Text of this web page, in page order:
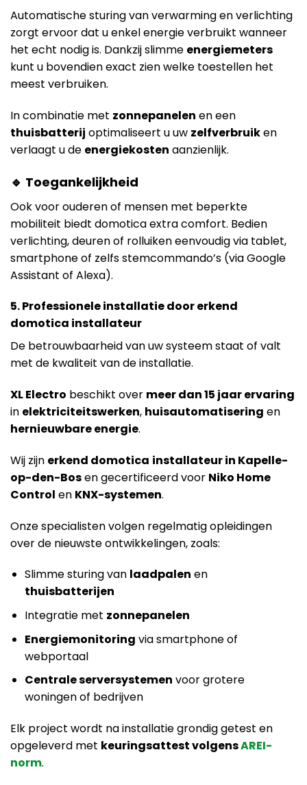
Automatische sturing van verwarming en verlichting
zorgt ervoor dat u enkel energie verbruikt wanneer
het echt nodig is. Dankzij slimme energiemeters
kunt u bovendien exact zien welke toestellen het
meest verbruiken.
In combinatie met zonnepanelen en een
thuisbatterij optimaliseert u uw zelfverbruiken
verlaagt u de energiekosten aanzienlijk.
🔹 Toegankelijkheid
Ook voor ouderen of mensen met beperkte
mobiliteit biedt domotica extra comfort. Bedien
verlichting, deuren of rolluiken eenvoudig via tablet,
smartphone of zelfs stemcommando’s (via Google
Assistant of Alexa).
5. Professionele installatie door erkend
domotica installateur
De betrouwbaarheid van uw systeem staat of valt
met de kwaliteit van de installatie.
XL Electro beschikt over meer dan 15 jaar ervaring
in elektriciteitswerken, huisautomatisering en
hernieuwbare energie.
Wij zijn erkend domotica installateur in Kapelle-
op-den-Bosen gecertificeerd voor Niko Home
Control en KNX-systemen.
Onze specialisten volgen regelmatig opleidingen
over de nieuwste ontwikkelingen, zoals:
Slimme sturing van laadpalen en
thuisbatterijen
Integratie met zonnepanelen
Energiemonitoring via smartphone of
webportaal
Centrale serversystemen voor grotere
woningen of bedrijven
Elk project wordt na installatie grondig getest en
opgeleverd met keuringsattest volgensAREI-
norm.